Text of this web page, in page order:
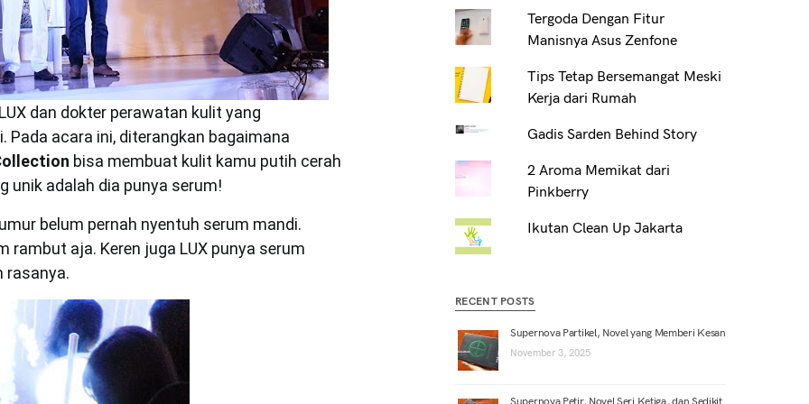
dan dokter perawatan kulit yang
Pada acara ini, diterangkan bagaimana
bisa membuat kulit kamu putih cerah
unik adalah dia punya serum!
belum pernah nyentuh serum mandi.
aja. Keren juga LUX punya serum
rasanya.
Tergoda Dengan Fitur
Manisnya Asus Zenfone
Tips Tetap Bersemangat Meski
Kerja dari Rumah
Gadis Sarden Behind Story
2 Aroma Memikat dari
Pinkberry
Ikutan Clean Up Jakarta
RECENT POSTS
Supernova Partikel, Novel yang Memberi Kesan
November 3, 2025